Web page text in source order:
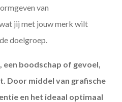
van
jij met jouw merk wilt
doelgroep.
een boodschap of gevoel,
Door middel van grafische
en het ideaal optimaal